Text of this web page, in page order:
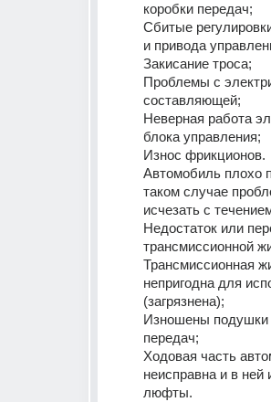
коробки передач;
Сбитые
и привода
Закисание троса;
Проблемы с
составляющей;
Неверная работа
блока управления;
Износ фрикционов.
Автомобиль плохо
таком случае
исчезать с
Недостаток или
трансмиссионной
Трансмиссионная
непригодна для
(загрязнена);
Изношены подушки
передач;
Ходовая часть
неисправна и в ней
люфты.